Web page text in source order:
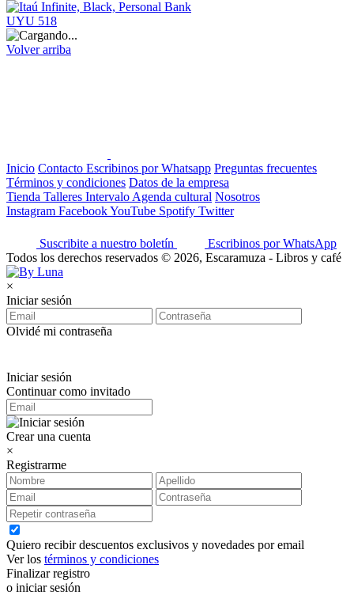
UYU 518
Volver arriba
Inicio Contacto Escribinos por Whatsapp Preguntas frecuentes
Términos y condiciones Datos de la empresa
Tienda Talleres Intervalo Agenda cultural Nosotros
Instagram FacebookYouTube Spotify Twitter
Suscribite a nuestro boletín
Escribinos por WhatsApp
Todos los derechos reservados © 2026, Escaramuza - Libros y café
×
Iniciar sesión
Olvidé mi contraseña
Iniciar sesión
Continuar como invitado
Crear una cuenta
×
Registrarme
Quiero recibir descuentos exclusivos y novedades por email
Ver los términos y condiciones
Finalizar registro
o iniciar sesión